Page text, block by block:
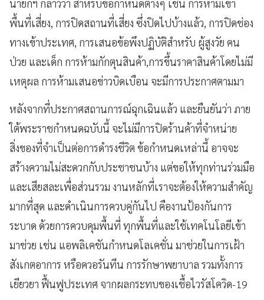
นายกฯ กล่าวว่า สำหรับข้อกำหนดต่างๆ เช่น การห้ามเข้า
พื้นที่เสี่ยง, การปิดสถานที่เสี่ยง ซึ่งปิดไปบ้างแล้ว, การปิดช่อง
ทางเข้าประเทศ, การเสนอข้อพึงปฏิบัติสำหรับ ผู้สูงวัย คน
ป่วย และเด็ก การห้ามกักตุนสินค้า,การขึ้นราคาสินค้าโดยไม่มี
เหตุผล การห้ามเสนอข่าวบิดเบือน จะมีการประกาศตามมา
หลังจากที่ประกาศสถานการณ์ฉุกเฉินแล้ว และยืนยันว่า ภาย
ใต้พระราชกำหนดฉบับนี้ จะไม่มีการปิดร้านค้าที่จำหน่าย
สิ่งของที่จำเป็นต่อการดำรงชีวิต ข้อกำหนดเหล่านี้ อาจจะ
สร้างความไม่สะดวกกับประชาชนบ้าง แต่ขอให้ทุกท่านร่วมมือ
และเสียสละเพื่อส่วนรวม งานหลักที่เราจะต้องให้ความสำคัญ
มากที่สุด และดำเนินการควบคู่กันไป คืองานป้องกันการ
ระบาด ด้วยการควบคุมพื้นที่ ทุกพื้นที่และใช้เทคโนโลยีเข้า
มาช่วย เช่น แอพลิเคชันกำหนดโลเคชั่น มาช่วยในการเฝ้า
สังเกตอาการ หรือควอรันทีน การรักษาพยาบาล รวมทั้งการ
เยียวยา ฟื้นฟูประเทศ จากผลกระทบของเชื้อไวรัสโควิด-19